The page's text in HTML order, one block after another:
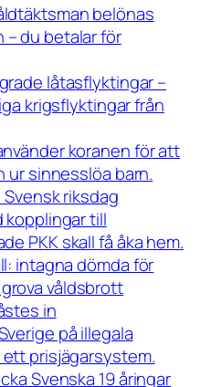
belönas
– du betalar för
låtasflyktingar –
krigsflyktingar från
koranen för att
ur sinnesslöa barn.
riksdag
kopplingar till
PKK skall få åka hem.
intagna dömda för
våldsbrott
in
på illegala
prisjägarsystem.
Svenska 19 åringar